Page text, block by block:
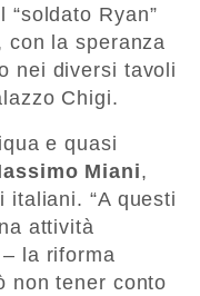
Ryan”
con la speranza
nei diversi tavoli
Chigi.
e quasi
Miani,
italiani. “A questi
attività
la riforma
non tener conto